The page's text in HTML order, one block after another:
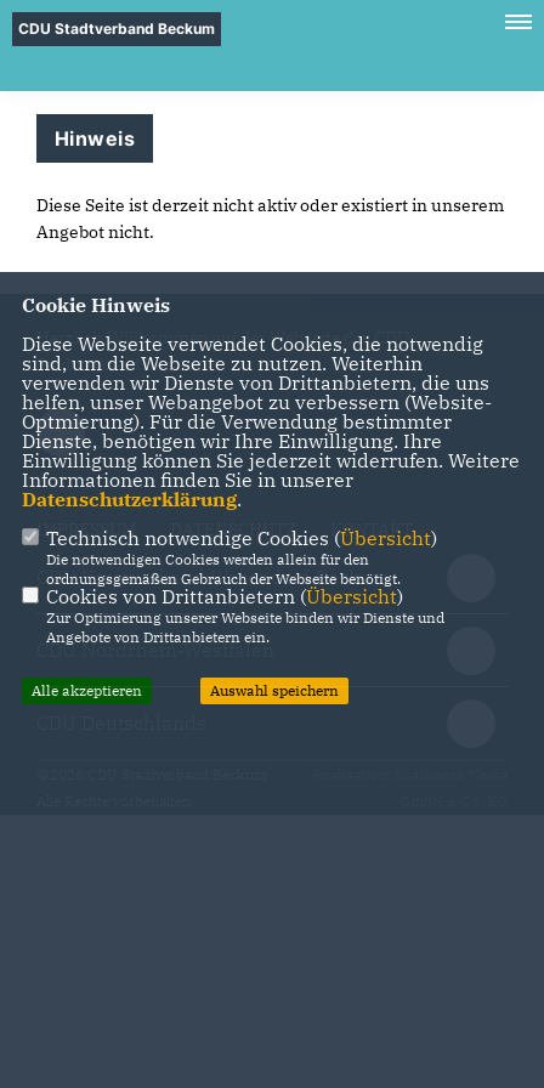
CDU Stadtverband Beckum
Hinweis
Diese Seite ist derzeit nicht aktiv oder existiert in unserem
Angebot nicht.
Herzlich Willkommen auf der Webseite des CDU
Stadtverband Beckum
IMPRESSUM DATENSCHUTZ KONTAKT
CDU Kreisverband Warendorf-Beckum
CDU Nordrhein-Westfalen
Cookie Hinweis
Diese Webseite verwendet Cookies, die notwendig
sind, um die Webseite zu nutzen. Weiterhin
verwenden wir Dienste von Drittanbietern, die uns
helfen, unser Webangebot zu verbessern (Website-
Optmierung). Für die Verwendung bestimmter
Dienste, benötigen wir Ihre Einwilligung. Ihre
Einwilligung können Sie jederzeit widerrufen. Weitere
Informationen finden Sie in unserer
Datenschutzerklärung.
Technisch notwendige Cookies (Übersicht)
Die notwendigen Cookies werden allein für den
ordnungsgemäßen Gebrauch der Webseite benötigt.
Cookies von Drittanbietern (Übersicht)
Zur Optimierung unserer Webseite binden wir Dienste und
Angebote von Drittanbietern ein.
Alle akzeptieren Auswahl speichern